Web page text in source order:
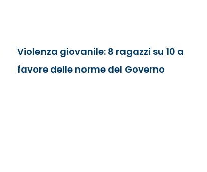
Violenza giovanile: 8 ragazzi su 10 a
favore delle norme del Governo